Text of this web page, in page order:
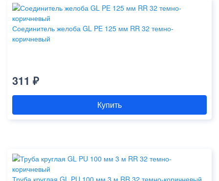
Соединитель желоба GL PE 125 мм RR 32 темно-
коричневый
311 ₽
Купить
Труба круглая GL PU 100 мм 3 м RR 32 темно-коричневый